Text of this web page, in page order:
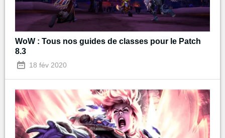
WoW : Tous nos guides de classes pour le Patch
8.3
18 fév 2020